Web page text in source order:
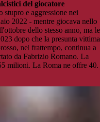
del giocatore
stupro e aggressione nei
2022 - mentre giocava nello
dello stesso anno, ma le
dopo che la presunta vittima
nel frattempo, continua a
da Fabrizio Romano. La
milioni. La Roma ne offre 40.